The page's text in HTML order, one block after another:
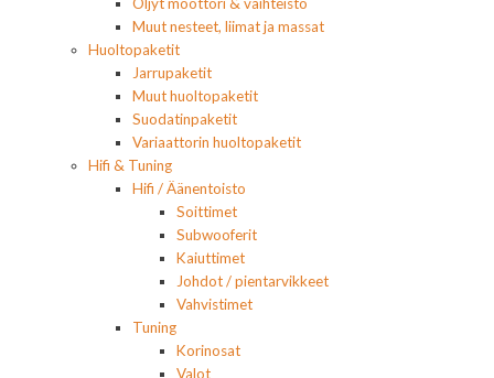
Muut nesteet, liimat ja massat
Huoltopaketit
Jarrupaketit
Muut huoltopaketit
Suodatinpaketit
Variaattorin huoltopaketit
Hifi & Tuning
Hifi / Äänentoisto
Soittimet
Subwooferit
Kaiuttimet
Johdot / pientarvikkeet
Vahvistimet
Tuning
Korinosat
Valot